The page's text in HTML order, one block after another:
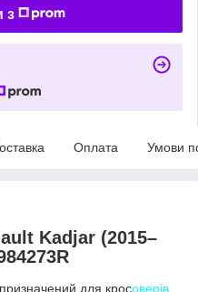
з
Оплата Умови
Kadjar (2015–
для кросоверів